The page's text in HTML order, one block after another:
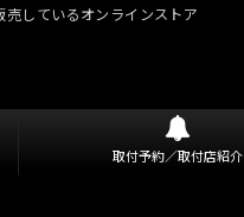
しているオンラインストア
取付予約／取付店紹介